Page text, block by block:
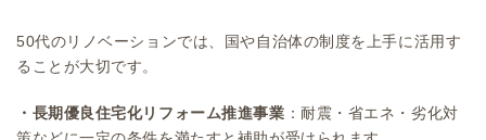
50代のリノベーションでは、国や自治体の制度を上手に活用す
ることが大切です。
・長期優良住宅化リフォーム推進事業 ：耐震・省エネ・劣化対